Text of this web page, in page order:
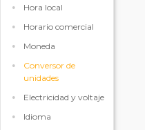
Hora local
Horario comercial
Moneda
Conversor de
unidades
Electricidad y voltaje
Idioma